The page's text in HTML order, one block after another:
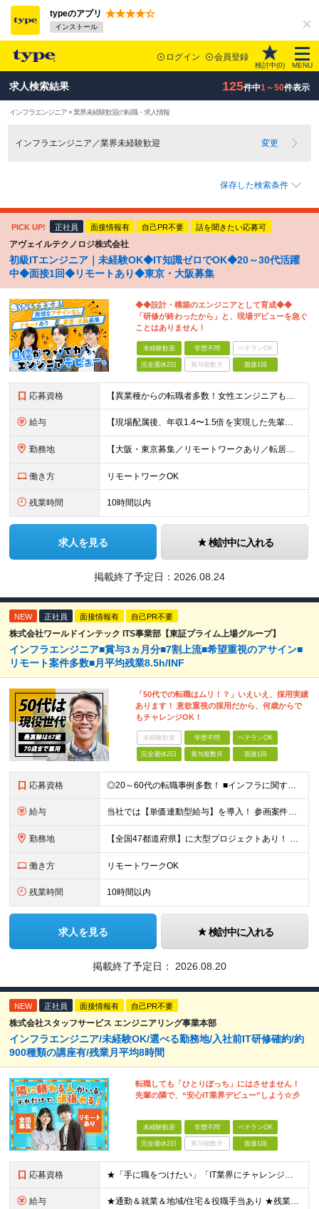
typeのアプリ
インストール
ログイン 会員登録
検討中(0) MENU
求人検索結果 125件中1～50件表示
インフラエンジニア × 業界未経験歓迎の転職・求人情報
インフラエンジニア／業界未経験歓迎 変更
保存した検索条件
PICK UP! 正社員 面接情報有 自己PR不要 話を聞きたい応募可
アヴェイルテクノロジ株式会社
初級ITエンジニア｜未経験OK◆IT知識ゼロでOK◆20～30代活躍
中◆面接1回◆リモートあり◆東京・大阪募集
◆◆設計・構築のエンジニアとして育成◆◆
「研修が終わったから」と、現場デビューを急ぐ
ことはありません！
未経験歓迎 学歴不問 ベテランOK
完全週休2日 賞与複数月 面接1回
応募資格 【異業種からの転職者多数！女性エンジニアも活躍中】 ◆学歴不問 ◆未経験OK ≪こんな方を歓迎しています≫ ◎未経験から成長できる環境で活躍したい方 ◎大学やスクールでIT系のスキルを学んだことのあ
給与 【現場配属後、年収1.4〜1.5倍を実現した先輩も！残業代全額支給】 ◆給与は経験やスキルに応じて決定します ◆年俸制250万円～350万円（1/12を月々支給） ≪年収UPの例≫ ◎飲食業からのキ
勤務地 【大阪・東京募集／リモートワークあり／転居を伴う転勤なし】 東京本社、大阪事務所、または東京23区内・関西（大阪・兵庫）の各クライアント先勤務 ◆入社後、約1年間はクライアント先ではなく 自社内（東
働き方 リモートワークOK
残業時間 10時間以内
求人を見る 検討中に入れる
掲載終了予定日： 2026.08.24
NEW 正社員 面接情報有 自己PR不要
株式会社ワールドインテック ITS事業部【東証プライム上場グループ】
インフラエンジニア■賞与3ヵ月分■7割上流■希望重視のアサイン■
リモート案件多数■月平均残業8.5h/INF
「50代での転職はムリ！？」いえいえ、採用実績
あります！ 意欲重視の採用だから、何歳からで
もチャレンジOK！
未経験歓迎 学歴不問 ベテランOK
完全週休2日 賞与複数月 面接1回
応募資格 ◎20～60代の転職事例多数！ ■インフラに関する何らかのご経験 ■学歴不問/転職回数は一切不問！
給与 当社では【単価連動型給与】を導入！ 参画案件の契約単価に連動して給与が決定。 還元率は単価の【70％～80％】と東証プライム上場グループとして高水準です！（社会保険料・教育コスト含む） ■関東：月給
勤務地 【全国47都道府県】に大型プロジェクトあり！ 主要勤務地： 北海道/宮城県/栃木県/埼玉県/千葉県/東京都/神奈川県/愛知県/大阪府/京都府/兵庫県/広島県/福岡県/熊本県 ※勤務エリアは、あなたの
働き方 リモートワークOK
残業時間 10時間以内
求人を見る 検討中に入れる
掲載終了予定日： 2026.08.20
NEW 正社員 面接情報有 自己PR不要
株式会社スタッフサービス エンジニアリング事業本部
インフラエンジニア/未経験OK/選べる勤務地/入社前IT研修確約/約
900種類の講座有/残業月平均8時間
転職しても「ひとりぼっち」にはさせません！
先輩の隣で、“安心IT業界デビュー”しよう☆彡
未経験歓迎 学歴不問 ベテランOK
完全週休2日 賞与複数月 面接1回
応募資格 ★「手に職をつけたい」「IT業界にチャレンジしたい」方歓迎！ ■学歴不問 ■IT知識・理系文系不問！未経験・第二新卒OK ★ITサポート・IT事務やエンジニアの経験をお持ちの方は優遇します！ 地方在
給与 ★通勤＆就業＆地域/住宅＆役職手当あり ★残業代は全額支給 ★選べる給与制度あり！ ■東京・神奈川・千葉・埼玉勤務の場合 月給24.5万円～55万円＋諸手当 （残業代は全額支給） (20,000円の